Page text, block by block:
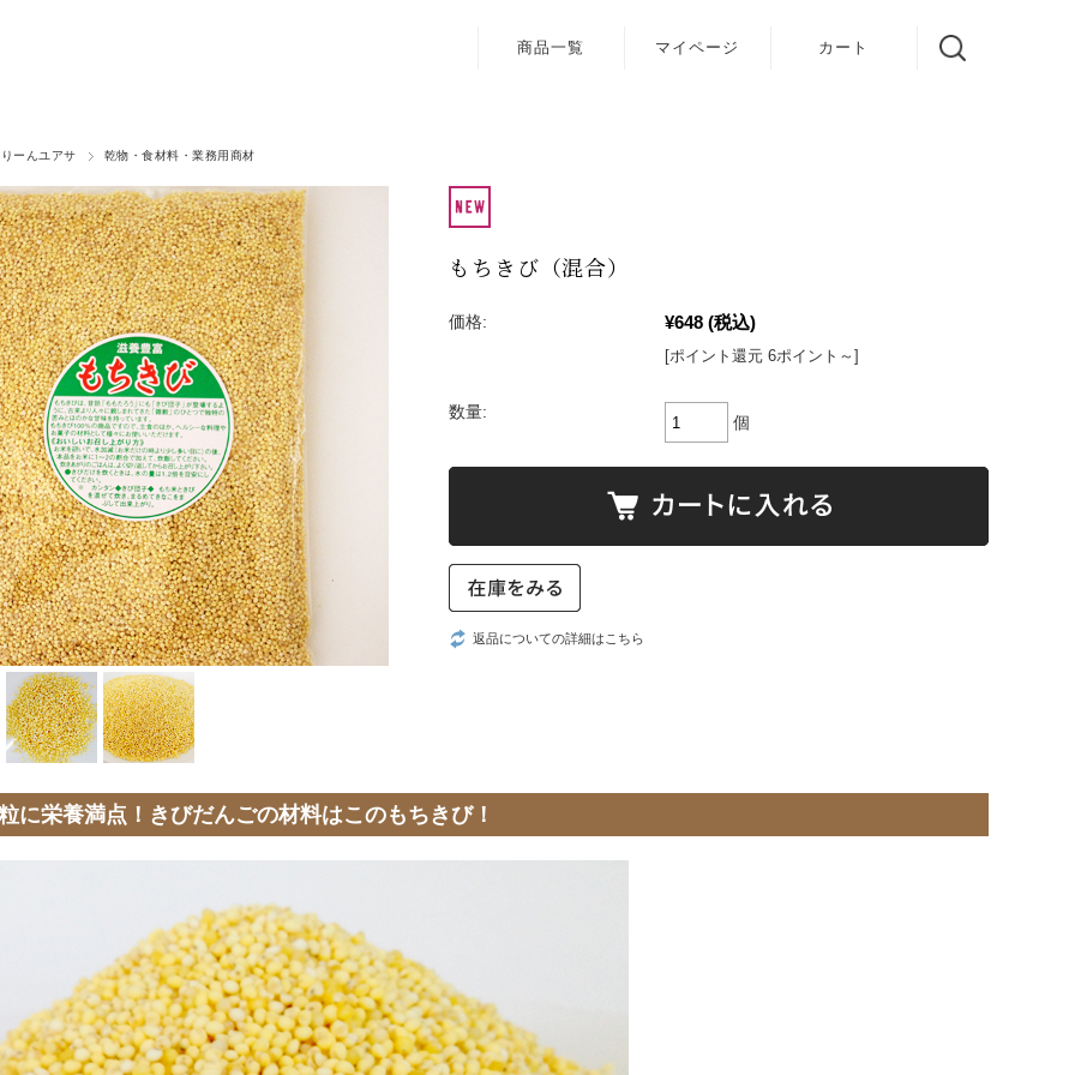
商品一覧 マイページ カート
ーんユアサ 乾物・食材料・業務用商材
もちきび（混合）
価格: ¥648 (税込)
[ポイント還元 6ポイント～]
数量:
個
返品についての詳細はこちら
に栄養満点！きびだんごの材料はこのもちきび！